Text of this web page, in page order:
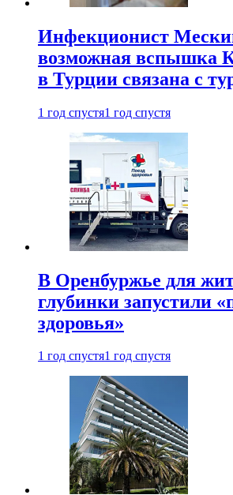
Инфекционист
возможная вспышка
в Турции связана с
1 год спустя1 год спустя
В Оренбуржье для
глубинки запустили
здоровья»
1 год спустя1 год спустя